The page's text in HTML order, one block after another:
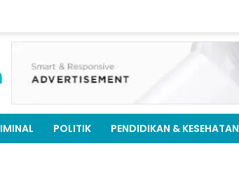
POLITIK PENDIDIKAN & KESEHATAN